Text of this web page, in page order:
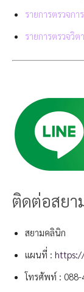
รายการตรวจก
รายการตรวจวิ
ติดต่อสยา
สยามคลินิก
แผนที่ :
โทรศัพท์ :